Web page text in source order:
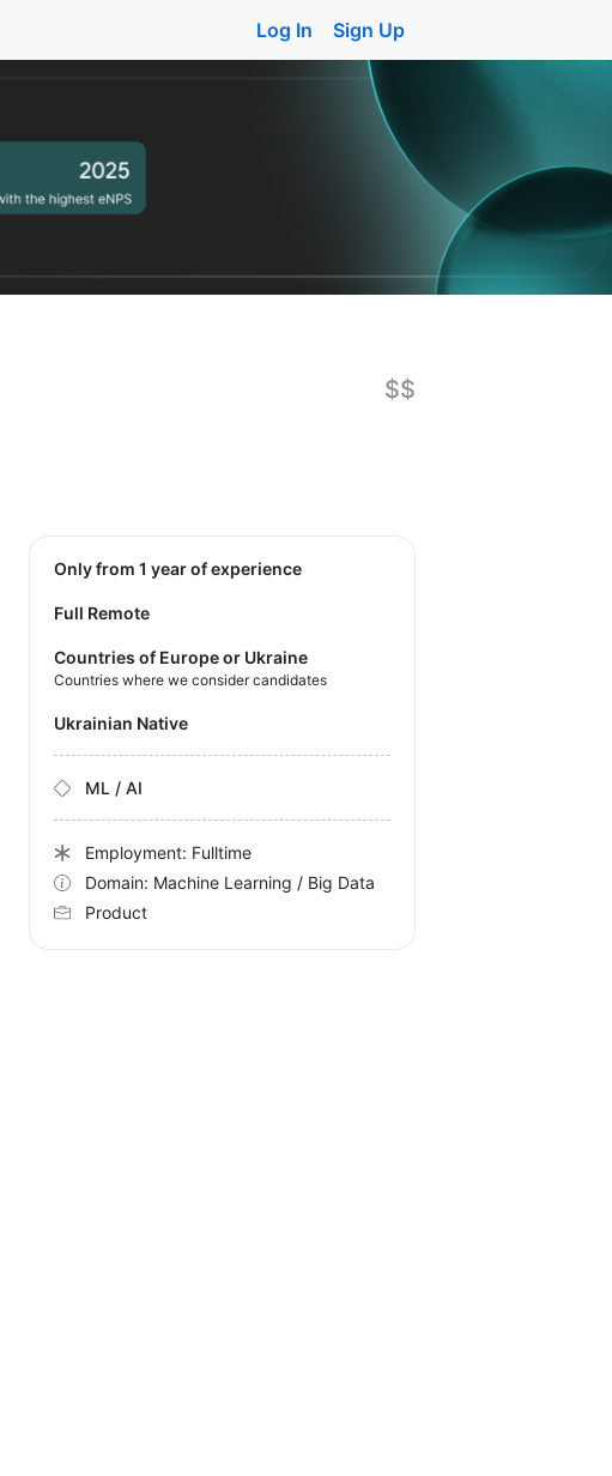
Log In Sign Up
$$
Only from 1 year of experience
Full Remote
Countries of Europe or Ukraine
Countries where we consider candidates
Ukrainian Native
ML / AI
Employment: Fulltime
Domain: Machine Learning / Big Data
Product